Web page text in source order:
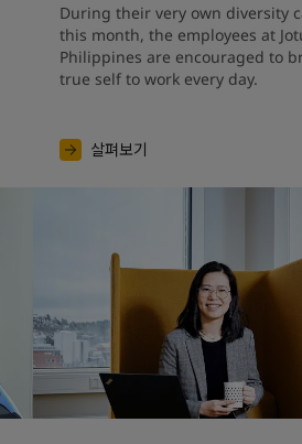
During their very own diversity
this month, the employees at
Philippines are encouraged to
true self to work every day.
살펴보기